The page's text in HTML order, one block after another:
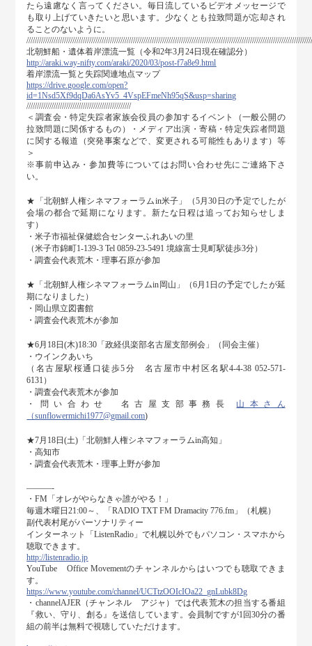
たら遠慮なく言ってください。毎日流しているビデオメッセージで
も取り上げていきたいと思います。
少なくとも拉致問題が忘却され
ることのないように。
北朝鮮船・遺体着岸漂流一覧（令和2年3月24日現在確認分）
http://araki.way-nifty.com/araki/2020/03/post-f7a8e9.html
着岸漂流一覧と失踪関連地点マップ
https://drive.google.com/open?
id=1Nsd5Xf9dqDa6AsYv5_4VspEFmeNh95qS&usp=sharing
//////////////////////////////////////////////////
＜調査会・特定失踪者家族会役員の参加するイベント（一般公開の
拉致問題に関係するもの）・メディア出演・寄稿・特定失踪者問題
に関する報道（突発事案などで、変更される可能性もあります）等
＞
※事前申込み・参加費等についてはお問い合わせ先にご連絡下さ
い。
★「北朝鮮人権シネマフォーラムin米子」（5月30日の予定でしたが
会場の都合で延期になります。新たな日程は追ってお知らせしま
す）
・米子市福祉保健総合センターふれあいの里
（米子市錦町1-139-3 Tel 0859-23-5491 境線富士見町駅徒歩3分）
・調査会代表荒木・理事石原が参加
★「北朝鮮人権シネマフォーラムin岡山」（6月1日の予定でしたが延
期になりました）
・岡山県立図書館
・調査会代表荒木が参加
★6月18日(木)18:30「政経倶楽部名古屋支部例会」（同会主催）
・ウインクあいち
（名古屋駅桜通口徒歩5分 名古屋市中村区名駅4-4-38 052-571-
6131）
・調査会代表荒木が参加
・問い合わせ 名古屋支部事務長 山本さん
（sunflowermichi1977@gmail.com)
★7月18日(土)「北朝鮮人権シネマフォーラムin高知」
・高知市
・調査会代表荒木・理事上野が参加
———-
・FM「オレがやらなきゃ誰がやる！」
毎週木曜日21:00～、「RADIO TXT FM Dramacity 776.fm」（札幌）
副代表村尾がパーソナリティー
インターネット「ListenRadio」で札幌以外でもパソコン・スマホから
聴取できます。
http://listenradio.jp
YouTube Office Movementのチャンネルからはいつでも聴取できま
す。
https://www.youtube.com/channel/UCTtzOOIcIOa22_gnLubk8Dg
・channelAJER（チャンネル アジャ）では代表荒木の担当する番組
『救い、守り、創る』を送信しています。会員制ですが1回30分の番
組の前半は無料で視聴していただけます。